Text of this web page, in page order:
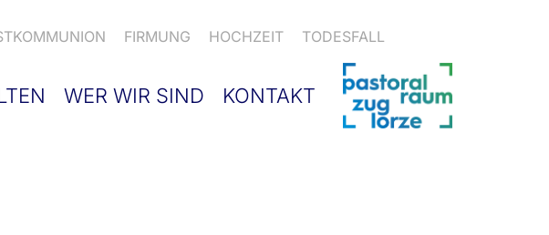
FIRMUNG HOCHZEIT TODESFALL
WER WIR SIND KONTAKT